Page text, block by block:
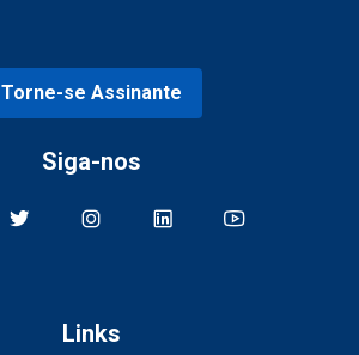
Torne-se Assinante
Siga-nos
Links